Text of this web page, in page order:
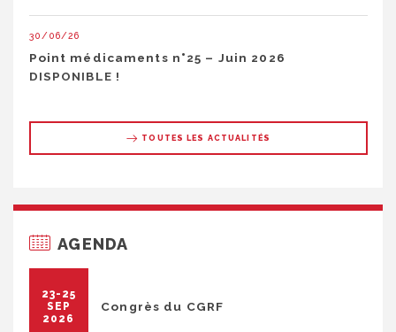
30/06/26
Point médicaments n°25 – Juin 2026
DISPONIBLE !
TOUTES LES ACTUALITÉS
AGENDA
23-25
SEP
2026
Congrès du CGRF